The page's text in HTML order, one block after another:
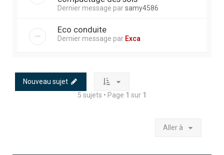
Dernier message parsamy4586
Eco conduite
Dernier message par Exca
Nouveau sujet
5 sujets • Page 1 sur 1
Aller à